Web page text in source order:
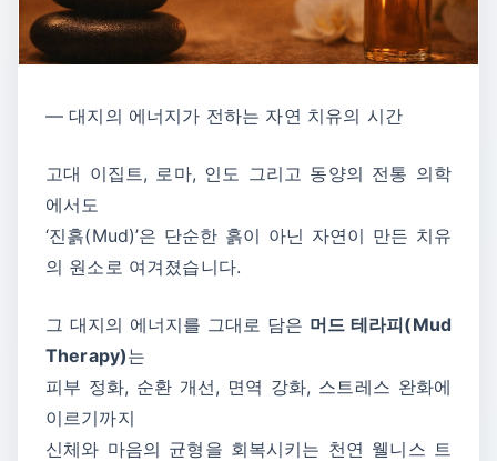
― 대지의 에너지가 전하는 자연 치유의 시간
고대 이집트, 로마, 인도 그리고 동양의 전통 의학
에서도
‘진흙(Mud)’은 단순한 흙이 아닌 자연이 만든 치유
의 원소로 여겨졌습니다.
그 대지의 에너지를 그대로 담은 머드 테라피(Mud
Therapy)는
피부 정화, 순환 개선, 면역 강화, 스트레스 완화에
이르기까지
신체와 마음의 균형을 회복시키는 천연 웰니스 트